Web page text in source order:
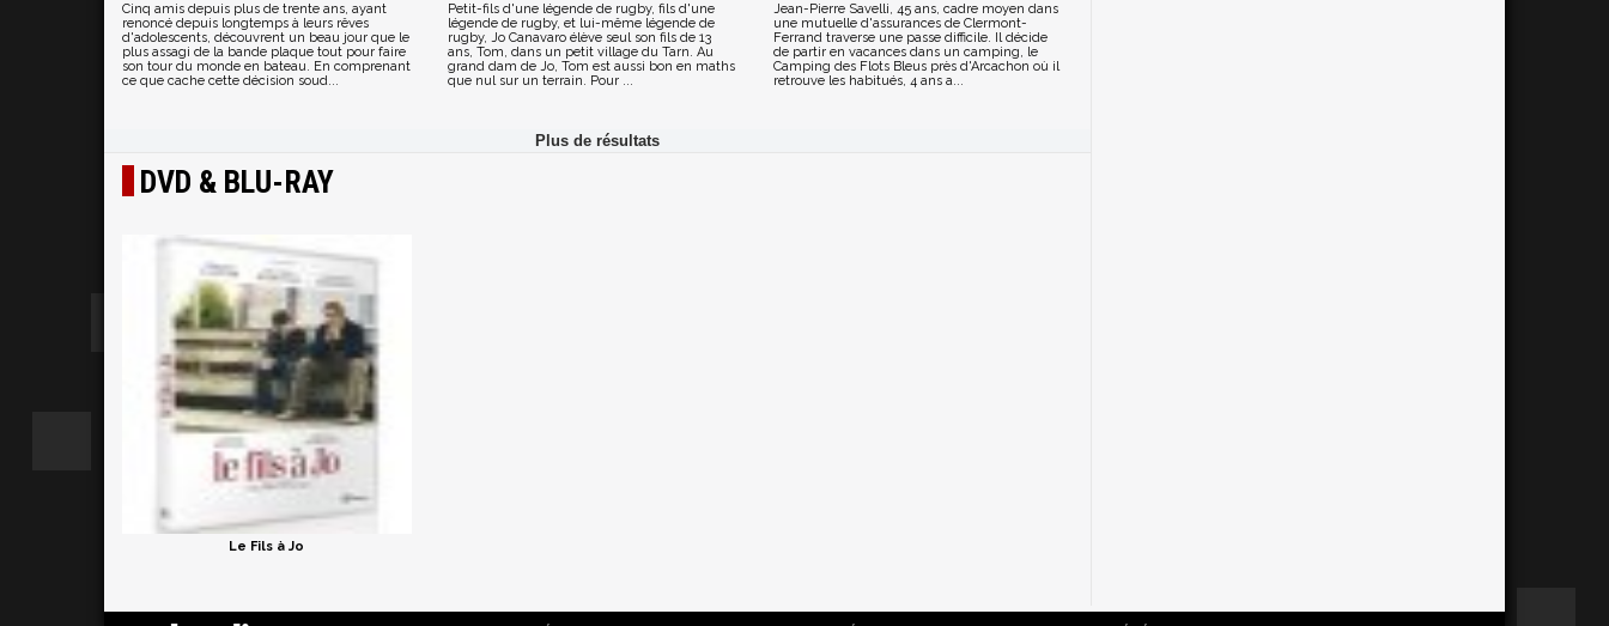
Cinq amis depuis plus de trente ans, ayant
renoncé depuis longtemps à leurs rêves
d'adolescents, découvrent un beau jour que le
plus assagi de la bande plaque tout pour faire
son tour du monde en bateau. En comprenant
ce que cache cette décision soud...
Petit-fils d'une légende de rugby, fils d'une
légende de rugby, et lui-même légende de
rugby, Jo Canavaro élève seul son fils de 13
ans, Tom, dans un petit village du Tarn. Au
grand dam de Jo, Tom est aussi bon en maths
que nul sur un terrain. Pour ...
Jean-Pierre Savelli, 45 ans, cadre moyen dans
une mutuelle d'assurances de Clermont-
Ferrand traverse une passe difficile. Il décide
de partir en vacances dans un camping, le
Camping des Flots Bleus près d'Arcachon où il
retrouve les habitués, 4 ans a...
DVD & BLU-RAY
Le Fils à Jo